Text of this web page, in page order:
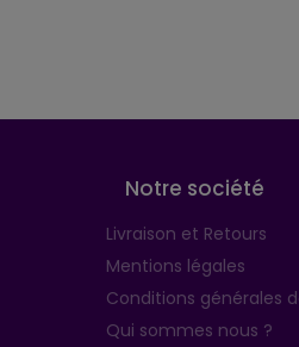
Notre société
Livraison et Retours
Mentions légales
Conditions générales
Qui sommes nous ?